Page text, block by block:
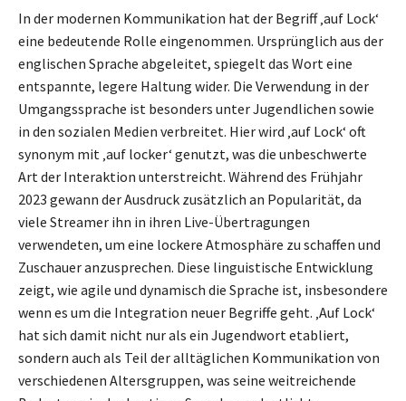
In der modernen Kommunikation hat der Begriff ‚auf Lock‘
eine bedeutende Rolle eingenommen. Ursprünglich aus der
englischen Sprache abgeleitet, spiegelt das Wort eine
entspannte, legere Haltung wider. Die Verwendung in der
Umgangssprache ist besonders unter Jugendlichen sowie
in den sozialen Medien verbreitet. Hier wird ‚auf Lock‘ oft
synonym mit ‚auf locker‘ genutzt, was die unbeschwerte
Art der Interaktion unterstreicht. Während des Frühjahr
2023 gewann der Ausdruck zusätzlich an Popularität, da
viele Streamer ihn in ihren Live-Übertragungen
verwendeten, um eine lockere Atmosphäre zu schaffen und
Zuschauer anzusprechen. Diese linguistische Entwicklung
zeigt, wie agile und dynamisch die Sprache ist, insbesondere
wenn es um die Integration neuer Begriffe geht. ‚Auf Lock‘
hat sich damit nicht nur als ein Jugendwort etabliert,
sondern auch als Teil der alltäglichen Kommunikation von
verschiedenen Altersgruppen, was seine weitreichende